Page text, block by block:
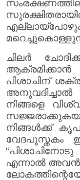
ചിലർ
പിശാചിന്
അനുവദിച്ചാൽ
നിങ്ങളെ
നിങ്ങൾക്ക്
വേദപുസ്തകം
എന്നാൽ അവൻ